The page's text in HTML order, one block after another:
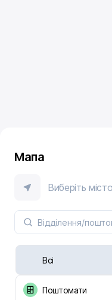
Мапа
Виберіть місто
Всі
Поштомати